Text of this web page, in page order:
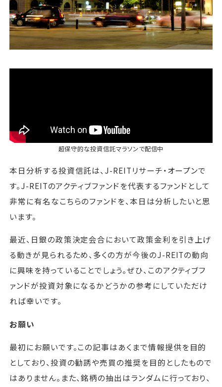
超保守的な投資信託マラソンで配信中
本日分析する投資信託は、J-REITリサーチ・オープンで
す。J-REITのアクティブファンドを代表するファンドとして
非常に有名なこちらのファンドを、本日は分析したいと思
います。
最近、日銀の政策決定会合において政策金利を引き上げ
る動きが見られるため、多くの方が今後のJ-REITの動向
に興味を持っていることでしょう。ぜひ、このアクティブフ
ァンドが投資対象になるかどうかの参考にしていただけ
れば幸いです。
お願い
最初にお願いです。この記事はあくまで情報提供を目的
としており、投資の勧誘や売買の推奨を目的としたもので
はありません。また、銘柄の抽出はランダムに行っており、